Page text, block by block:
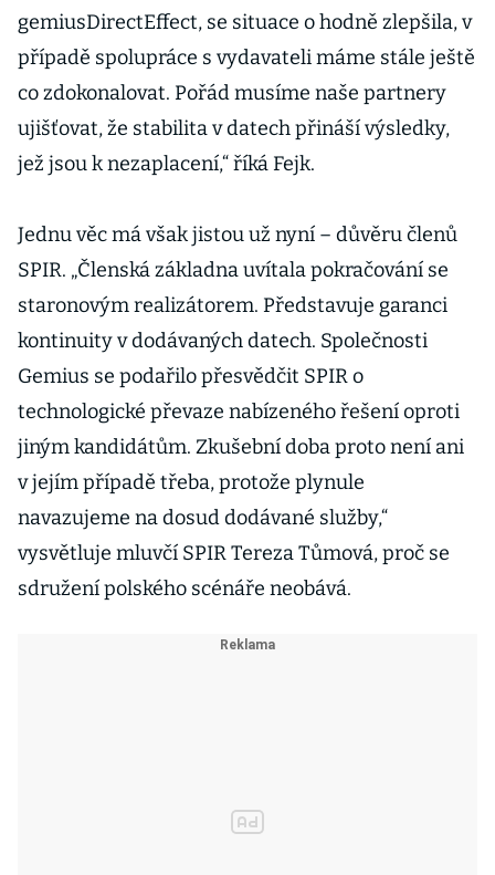
gemiusDirectEffect, se situace o hodně zlepšila, v
případě spolupráce s vydavateli máme stále ještě
co zdokonalovat. Pořád musíme naše partnery
ujišťovat, že stabilita v datech přináší výsledky,
jež jsou k nezaplacení,“ říká Fejk.
Jednu věc má však jistou už nyní – důvěru členů
SPIR. „Členská základna uvítala pokračování se
staronovým realizátorem. Představuje garanci
kontinuity v dodávaných datech. Společnosti
Gemius se podařilo přesvědčit SPIR o
technologické převaze nabízeného řešení oproti
jiným kandidátům. Zkušební doba proto není ani
v jejím případě třeba, protože plynule
navazujeme na dosud dodávané služby,“
vysvětluje mluvčí SPIR Tereza Tůmová, proč se
sdružení polského scénáře neobává.